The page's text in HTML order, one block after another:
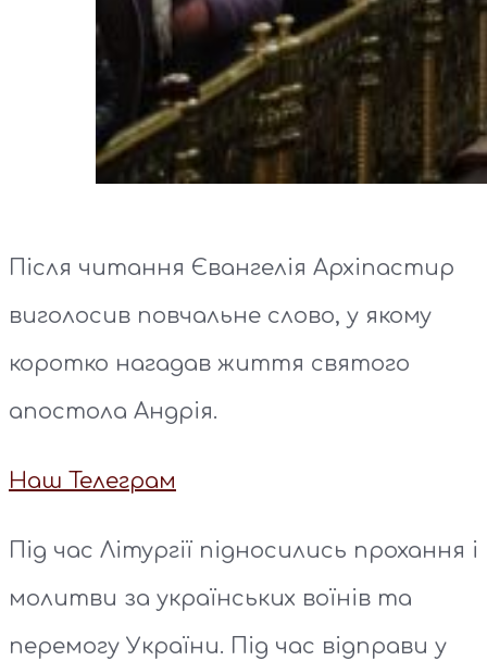
Після читання Євангелія Архіпастир
виголосив повчальне слово, у якому
коротко нагадав життя святого
апостола Андрія.
Наш Телеграм
Під час Літургії підносились прохання і
молитви за українських воїнів та
перемогу України. Під час відправи у